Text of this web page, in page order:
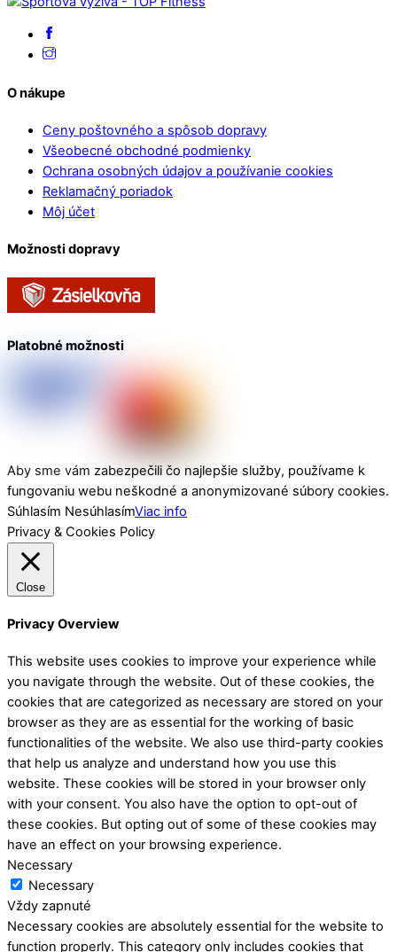
O nákupe
Ceny poštovného a spôsob dopravy
Všeobecné obchodné podmienky
Ochrana osobných údajov a používanie cookies
Reklamačný poriadok
Môj účet
Možnosti dopravy
Platobné možnosti
Aby sme vám zabezpečili čo najlepšie služby, používame k
fungovaniu webu neškodné a anonymizované súbory cookies.
Súhlasím NesúhlasímViac info
Privacy & Cookies Policy
Close
Privacy Overview
This website uses cookies to improve your experience while
you navigate through the website. Out of these cookies, the
cookies that are categorized as necessary are stored on your
browser as they are as essential for the working of basic
functionalities of the website. We also use third-party cookies
that help us analyze and understand how you use this
website. These cookies will be stored in your browser only
with your consent. You also have the option to opt-out of
these cookies. But opting out of some of these cookies may
have an effect on your browsing experience.
Necessary
Necessary
Vždy zapnuté
Necessary cookies are absolutely essential for the website to
function properly. This category only includes cookies that